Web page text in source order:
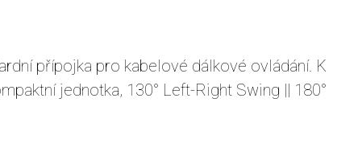
přípojka pro kabelové dálkové ovládání. K
jednotka, 130° Left-Right Swing || 180°